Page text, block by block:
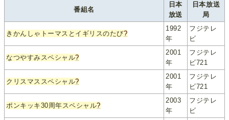
番組名
日本
放送
日本放送
局
きかんしゃトーマスとイギリスのたび?
1992
年
フジテレ
ビ
なつやすみスペシャル?
2001
年
フジテレ
ビ721
クリスマススペシャル?
2001
年
フジテレ
ビ721
ポンキッキ30周年スペシャル?
2003
年
フジテレ
ビ